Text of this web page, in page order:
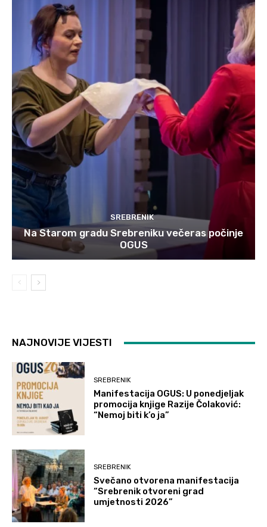
SREBRENIK
Na Starom gradu Srebreniku večeras počinje
OGUS
NAJNOVIJE VIJESTI
SREBRENIK
Manifestacija OGUS: U ponedjeljak
promocija knjige Razije Čolaković:
“Nemoj biti k’o ja”
SREBRENIK
Svečano otvorena manifestacija
“Srebrenik otvoreni grad
umjetnosti 2026”